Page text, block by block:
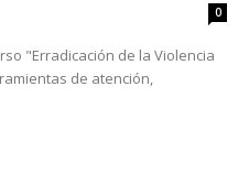
0
"Erradicación de la Violencia
de atención,